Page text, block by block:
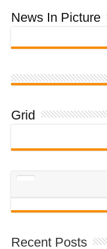
News In Picture
Grid
Recent Posts